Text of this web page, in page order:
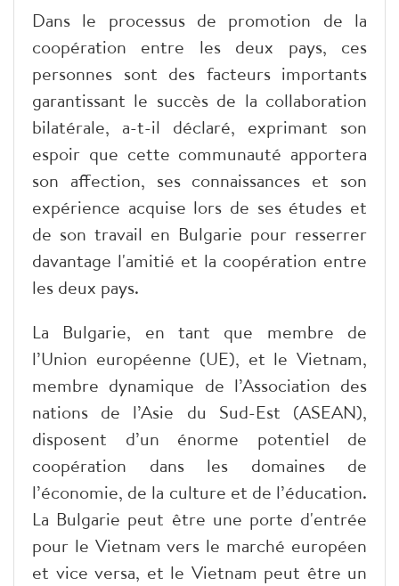
Dans le processus de promotion de la
coopération entre les deux pays, ces
personnes sont des facteurs importants
garantissant le succès de la collaboration
bilatérale, a-t-il déclaré, exprimant son
espoir que cette communauté apportera
son affection, ses connaissances et son
expérience acquise lors de ses études et
de son travail en Bulgarie pour resserrer
davantage l'amitié et la coopération entre
les deux pays.
La Bulgarie, en tant que membre de
l’Union européenne (UE), et le Vietnam,
membre dynamique de l’Association des
nations de l’Asie du Sud-Est (ASEAN),
disposent d’un énorme potentiel de
coopération dans les domaines de
l’économie, de la culture et de l’éducation.
La Bulgarie peut être une porte d'entrée
pour le Vietnam vers le marché européen
et vice versa, et le Vietnam peut être un